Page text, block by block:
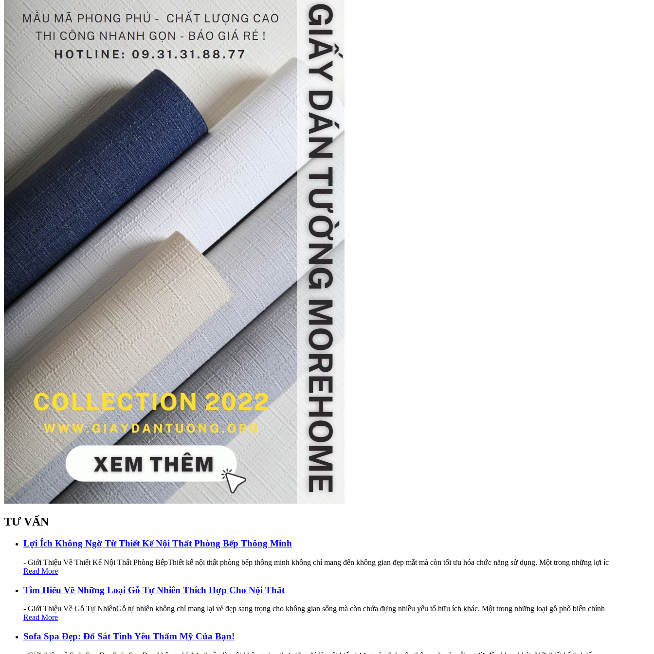
TƯ VẤN
Lợi Ích Không Ngờ Từ Thiết Kế Nội Thất Phòng Bếp Thông Minh
- Giới Thiệu Về Thiết Kế Nội Thất Phòng BếpThiết kế nội thất phòng bếp thông minh không chỉ mang đến không gian đẹp mắt mà còn tối ưu hóa chức năng sử dụng. Một trong những lợi íc
Read More
Tìm Hiểu Về Những Loại Gỗ Tự Nhiên Thích Hợp Cho Nội Thất
- Giới Thiệu Về Gỗ Tự NhiênGỗ tự nhiên không chỉ mang lại vẻ đẹp sang trọng cho không gian sống mà còn chứa đựng nhiều yếu tố hữu ích khác. Một trong những loại gỗ phổ biến chính
Read More
Sofa Spa Đẹp: Đổ Sát Tình Yêu Thẩm Mỹ Của Bạn!